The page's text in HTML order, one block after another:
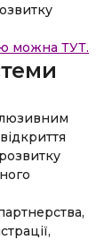
можна ТУТ.